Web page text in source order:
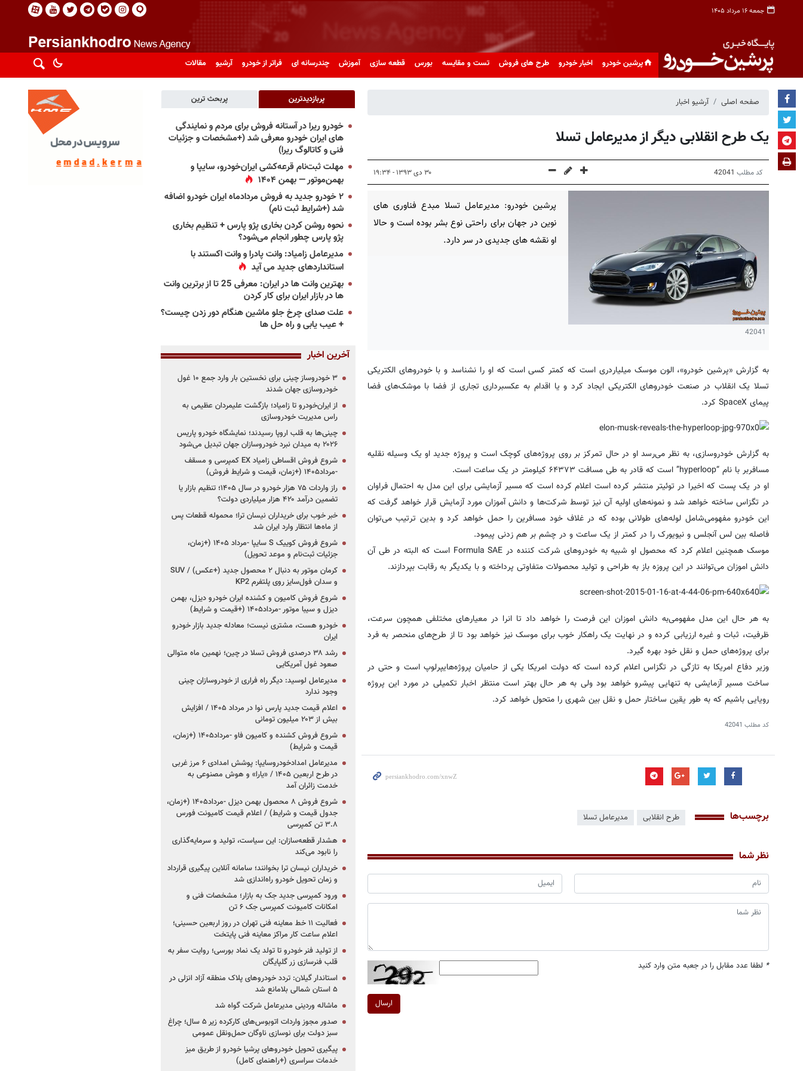
جمعه ۱۶ مرداد ۱۴۰۵
پرشین خودرو اخبار خودرو طرح های فروش تست و مقایسه بورس قطعه سازی آموزش چندرسانه ای فراتر از خودرو آرشیو مقالات
صفحه اصلی آرشیو اخبار
یک طرح انقلابی دیگر از مدیرعامل تسلا
کد مطلب 42041 ۳۰ دی ۱۳۹۳ - ۱۹:۳۴
42041
پرشین خودرو: مدیرعامل تسلا مبدع فناوری های
نوین در جهان برای راحتی نوع بشر بوده است و حالا
او نقشه های جدیدی در سر دارد.
به گزارش «پرشین خودرو»، الون موسک میلیاردری است که کمتر کسی است که او را نشناسد و با خودروهای الکتریکی
تسلا یک انقلاب در صنعت خودروهای الکتریکی ایجاد کرد و یا اقدام به عکسبرداری تجاری از فضا با موشک‌های فضا
پیمای SpaceX کرد.
به گزارش خودروسازی، به نظر می‌رسد او در حال تمرکز بر روی پروژه‌های کوچک است و پروژه جدید او یک وسیله نقلیه
مسافربر با نام “hyperloop” است که قادر به طی مسافت ۶۴۳۷۳ کیلومتر در یک ساعت است.
او در یک پست که اخیرا در توئیتر منتشر کرده است اعلام کرده است که مسیر آزمایشی برای این مدل به احتمال فراوان
در تگزاس ساخته خواهد شد و نمونه‌های اولیه آن نیز توسط شرکت‌ها و دانش آموزان مورد آزمایش قرار خواهد گرفت که
این خودرو مفهومی‌شامل لوله‌های طولانی بوده که در غلاف خود مسافرین را حمل خواهد کرد و بدین ترتیب می‌توان
فاصله بین لس آنجلس و نیویورک را در کمتر از یک ساعت و در چشم بر هم زدنی پیمود.
موسک همچنین اعلام کرد که محصول او شبیه به خودروهای شرکت کننده در Formula SAE است که البته در طی آن
دانش اموزان می‌توانند در این پروزه باز به طراحی و تولید محصولات متفاوتی پرداخته و با یکدیگر به رقابت بپردازند.
به هر حال این مدل مفهومی‌به دانش اموزان این فرصت را خواهد داد تا انرا در معیارهای مختلفی همچون سرعت،
ظرفیت، ثبات و غیره ارزیابی کرده و در نهایت یک راهکار خوب برای موسک نیز خواهد بود تا از طرح‌های منحصر به فرد
برای پروژه‌های حمل و نقل خود بهره گیرد.
وزیر دفاع امریکا به تازگی در تگزاس اعلام کرده است که دولت امریکا یکی از حامیان پروژه‌هایپرلوپ است و حتی در
ساخت مسیر آزمایشی به تنهایی پیشرو خواهد بود ولی به هر حال بهتر است منتظر اخبار تکمیلی در مورد این پروژه
رویایی باشیم که به طور یقین ساختار حمل و نقل بین شهری را متحول خواهد کرد.
کد مطلب 42041
برچسب‌ها طرح انقلابی مدیرعامل تسلا
نظر شما
* لطفا عدد مقابل را در جعبه متن وارد کنید
ارسال
پربازدیدترین پربحث ترین
خودرو ریرا در آستانه فروش برای مردم و نمایندگی
های ایران خودرو معرفی شد (+مشخصات و جزئیات
فنی و کاتالوگ ریرا)
مهلت ثبت‌نام قرعه‌کشی ایران‌خودرو، سایپا و
بهمن‌موتور — بهمن ۱۴۰۴
۲ خودرو جدید به فروش مردادماه ایران خودرو اضافه
شد (+شرایط ثبت نام)
نحوه روشن کردن بخاری پژو پارس + تنظیم بخاری
پژو پارس چطور انجام می‌شود؟
مدیرعامل زامیاد: وانت پادرا و وانت اکستند با
استانداردهای جدید می آید
بهترین وانت ها در ایران: معرفی 25 تا از برترین وانت
ها در بازار ایران برای کار کردن
علت صدای چرخ جلو ماشین هنگام دور زدن چیست؟
+ عیب یابی و راه حل ها
آخرین اخبار
۳ خودروساز چینی برای نخستین بار وارد جمع ۱۰ غول
خودروسازی جهان شدند
از ایران‌خودرو تا زامیاد؛ بازگشت علیمردان عظیمی به
راس مدیریت خودروسازی
چینی‌ها به قلب اروپا رسیدند؛ نمایشگاه خودرو پاریس
۲۰۲۶ به میدان نبرد خودروسازان جهان تبدیل می‌شود
شروع فروش اقساطی زامیاد EX کمپرسی و مسقف
-مرداد۱۴۰۵ (+زمان، قیمت و شرایط فروش)
راز واردات ۷۵ هزار خودرو در سال ۱۴۰۵؛ تنظیم بازار یا
تضمین درآمد ۴۲۰ هزار میلیاردی دولت؟
خبر خوب برای خریداران نیسان ترا؛ محموله قطعات پس
از ماه‌ها انتظار وارد ایران شد
شروع فروش کوییک S سایپا -مرداد ۱۴۰۵ (+زمان،
جزئیات ثبت‌نام و موعد تحویل)
کرمان موتور به دنبال ۲ محصول جدید (+عکس) / SUV
و سدان فول‌سایز روی پلتفرم KP2
شروع فروش کامیون و کشنده ایران خودرو دیزل، بهمن
دیزل و سیبا موتور -مرداد۱۴۰۵ (+قیمت و شرایط)
خودرو هست، مشتری نیست؛ معادله جدید بازار خودرو
ایران
رشد ۳۸ درصدی فروش تسلا در چین؛ نهمین ماه متوالی
صعود غول آمریکایی
مدیرعامل لوسید: دیگر راه فراری از خودروسازان چینی
وجود ندارد
اعلام قیمت جدید پارس نوا در مرداد ۱۴۰۵ / افزایش
بیش از ۲۰۳ میلیون تومانی
شروع فروش کشنده و کامیون فاو -مرداد۱۴۰۵ (+زمان،
قیمت و شرایط)
مدیرعامل امدادخودروسایپا: پوشش امدادی ۶ مرز غربی
در طرح اربعین ۱۴۰۵ / «یارا» و هوش مصنوعی به
خدمت زائران آمد
شروع فروش ۸ محصول بهمن دیزل -مرداد۱۴۰۵ (+زمان،
جدول قیمت و شرایط) / اعلام قیمت کامیونت فورس
۳.۸ تن کمپرسی
هشدار قطعه‌سازان: این سیاست، تولید و سرمایه‌گذاری
را نابود می‌کند
خریداران نیسان ترا بخوانند؛ سامانه آنلاین پیگیری قرارداد
و زمان تحویل خودرو راه‌اندازی شد
ورود کمپرسی جدید جک به بازار؛ مشخصات فنی و
امکانات کامیونت کمپرسی جک ۶ تن
فعالیت ۱۱ خط معاینه فنی تهران در روز اربعین حسینی؛
اعلام ساعت کار مراکز معاینه فنی پایتخت
از تولید فنر خودرو تا تولد یک نماد بورسی؛ روایت سفر به
قلب فنرسازی زر گلپایگان
استاندار گیلان: تردد خودروهای پلاک منطقه آزاد انزلی در
۵ استان شمالی بلامانع شد
ماشاله وردینی مدیرعامل شرکت گواه شد
صدور مجوز واردات اتوبوس‌های کارکرده زیر ۵ سال؛ چراغ
سبز دولت برای نوسازی ناوگان حمل‌ونقل عمومی
پیگیری تحویل خودروهای پرشیا خودرو از طریق میز
خدمات سراسری (+راهنمای کامل)